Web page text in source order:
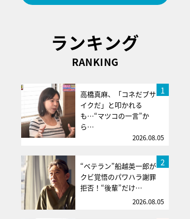
ランキング
RANKING
1
高橋真麻、「コネだブサ
イクだ」と叩かれる
も…“マツコの一言”か
ら…
2026.08.05
2
“ベテラン”船越英一郎が
クビ覚悟のパワハラ謝罪
拒否！“後輩”だけ…
2026.08.05